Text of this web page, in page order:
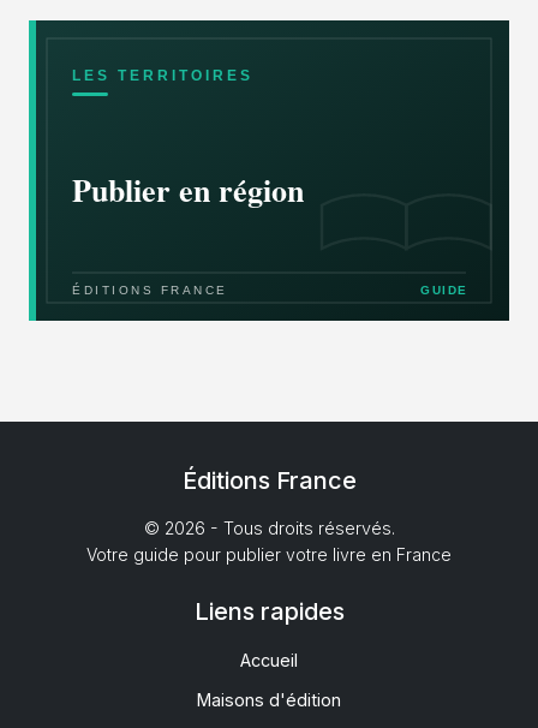
Éditions France
© 2026 - Tous droits réservés.
Votre guide pour publier votre livre en France
Liens rapides
Accueil
Maisons d'édition